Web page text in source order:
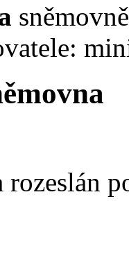
rozeslán